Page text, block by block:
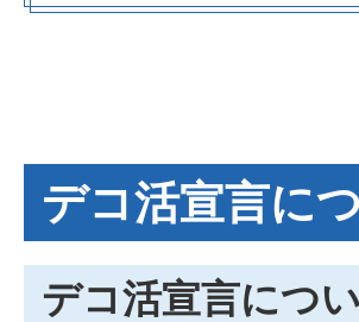
デコ活宣言に
デコ活宣言につ